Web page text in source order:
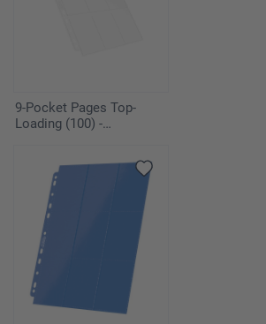
9-Pocket Pages Top-
Loading (100) -